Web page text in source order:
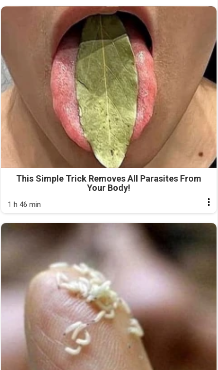
This Simple Trick Removes All Parasites From
Your Body!
1 h 46 min